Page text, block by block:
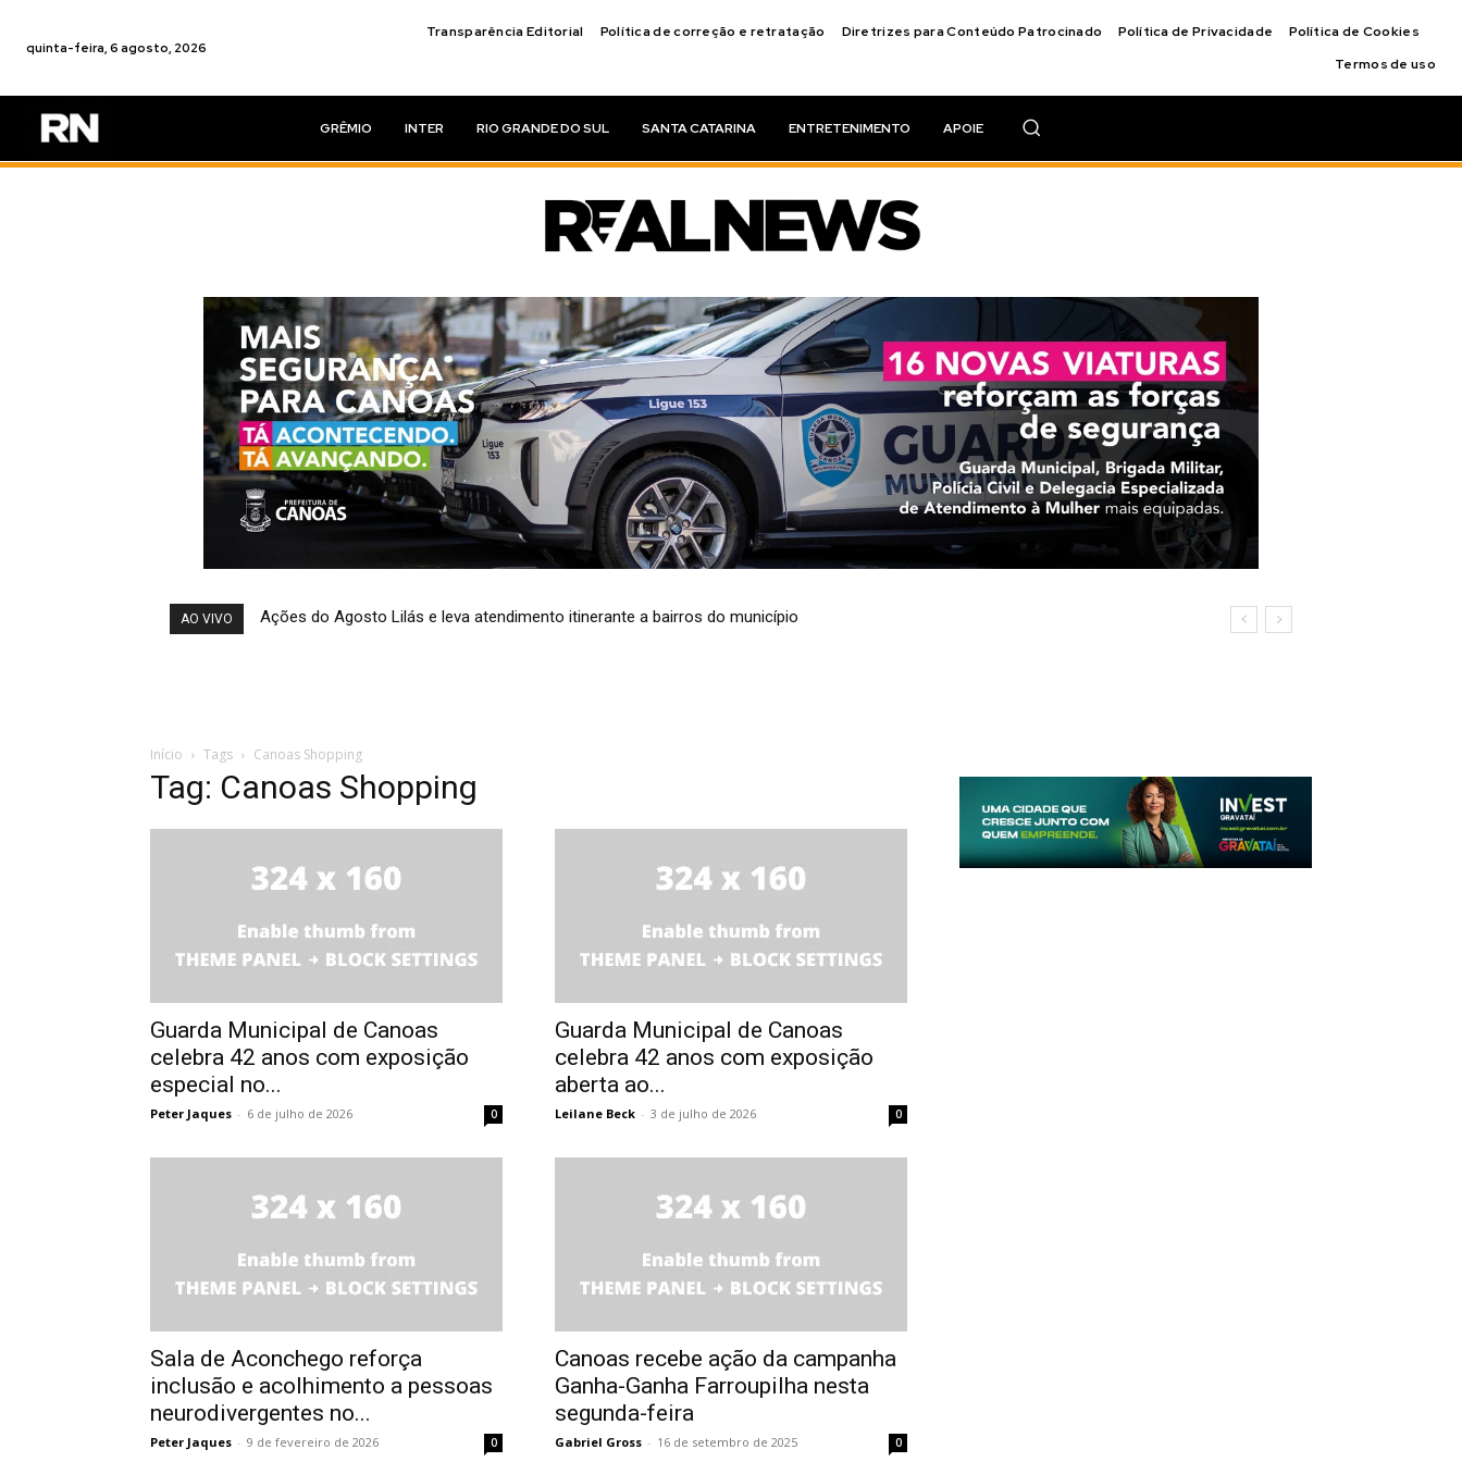
quinta-feira, 6 agosto, 2026
Transparência Editorial Política de correção e retratação Diretrizes para Conteúdo Patrocinado Política de Privacidade
Política de Cookies
Termos de uso
GRÊMIO INTER RIO GRANDE DO SUL SANTA CATARINA ENTRETENIMENTO APOIE
AO VIVO Ações do Agosto Lilás e leva atendimento itinerante a bairros do município
Início Tags Canoas Shopping
Tag: Canoas Shopping
Guarda Municipal de Canoas
celebra 42 anos com exposição
especial no...
Peter Jaques - 6 de julho de 2026 0
Guarda Municipal de Canoas
celebra 42 anos com exposição
aberta ao...
Leilane Beck - 3 de julho de 2026 0
Sala de Aconchego reforça
inclusão e acolhimento a pessoas
neurodivergentes no...
Peter Jaques - 9 de fevereiro de 2026 0
Canoas recebe ação da campanha
Ganha-Ganha Farroupilha nesta
segunda-feira
Gabriel Gross - 16 de setembro de 2025 0